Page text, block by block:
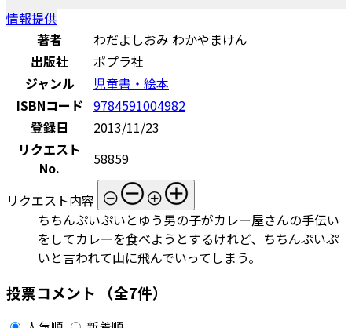
情報提供
著者
わだよしおみ わかやまけん
出版社
ポプラ社
ジャンル
児童書・絵本
ISBNコード 9784591004982
登録日
2013/11/23
リクエスト
No.
58859
リクエスト内容
ちちんぷいぷいとゆう男の子がカレー屋さんの手伝い
をしてカレーを食べようとするけれど、ちちんぷいぷ
いと言われて山に飛んでいってしまう。
投票コメント （全7件）